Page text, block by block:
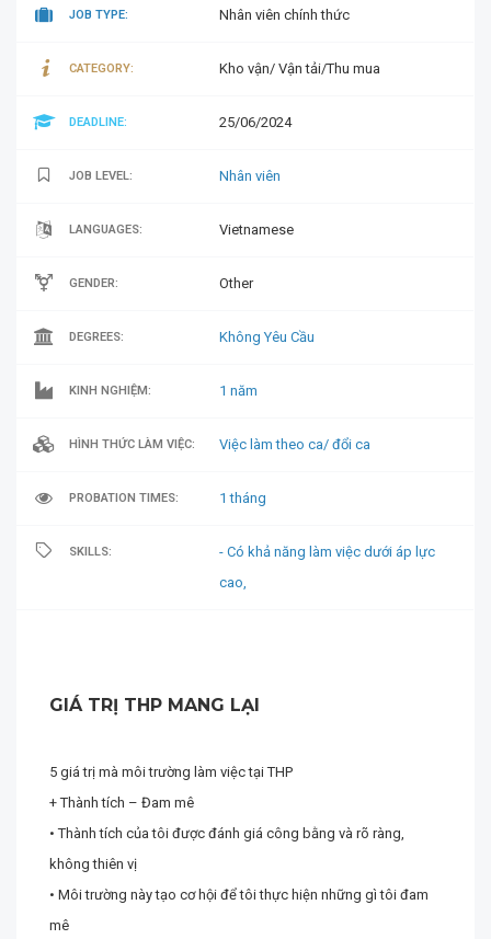
JOB TYPE: Nhân viên chính thức
CATEGORY: Kho vận/ Vận tải/Thu mua
DEADLINE: 25/06/2024
JOB LEVEL: Nhân viên
LANGUAGES: Vietnamese
GENDER: Other
DEGREES: Không Yêu Cầu
KINH NGHIỆM: 1 năm
HÌNH THỨC LÀM VIỆC: Việc làm theo ca/ đổi ca
PROBATION TIMES: 1 tháng
SKILLS:
- Có khả năng làm việc dưới áp lực
cao,
GIÁ TRỊ THP MANG LẠI
5 giá trị mà môi trường làm việc tại THP
+ Thành tích – Đam mê
• Thành tích của tôi được đánh giá công bằng và rõ ràng,
không thiên vị
• Môi trường này tạo cơ hội để tôi thực hiện những gì tôi đam
mê